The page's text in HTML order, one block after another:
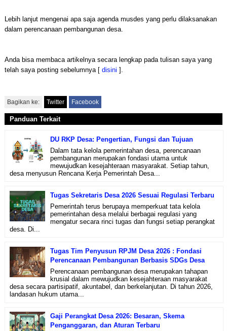
Lebih lanjut mengenai apa saja agenda musdes yang perlu dilaksanakan
dalam perencanaan pembangunan desa.
Anda bisa membaca artikelnya secara lengkap pada tulisan saya yang
telah saya posting sebelumnya [ disini ].
Bagikan ke: Twitter Facebook
Panduan Terkait
DU RKP Desa: Pengertian, Fungsi dan Tujuan
Dalam tata kelola pemerintahan desa, perencanaan
pembangunan merupakan fondasi utama untuk
mewujudkan kesejahteraan masyarakat. Setiap tahun,
desa menyusun Rencana Kerja Pemerintah Desa...
Tugas Sekretaris Desa 2026 Sesuai Regulasi Terbaru
Pemerintah terus berupaya memperkuat tata kelola
pemerintahan desa melalui berbagai regulasi yang
mengatur secara rinci tugas dan fungsi setiap perangkat
desa. Di...
Tugas Tim Penyusun RPJM Desa 2026 : Fondasi
Perencanaan Pembangunan Berbasis SDGs Desa
Perencanaan pembangunan desa merupakan tahapan
krusial dalam mewujudkan kesejahteraan masyarakat
desa secara partisipatif, akuntabel, dan berkelanjutan. Di tahun 2026,
landasan hukum utama...
Gaji Perangkat Desa 2026: Besaran, Skema
Penganggaran, dan Aturan Terbaru